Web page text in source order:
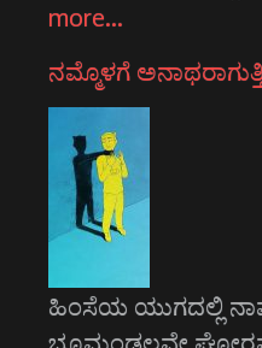
more…
ನಮ್ಮೊಳಗೆ
ಹಿಂಸೆಯ ಯುಗದಲ್ಲಿ